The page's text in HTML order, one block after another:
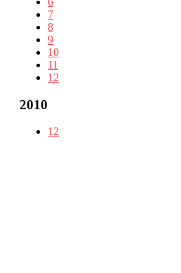
7
8
9
10
11
12
2010
12